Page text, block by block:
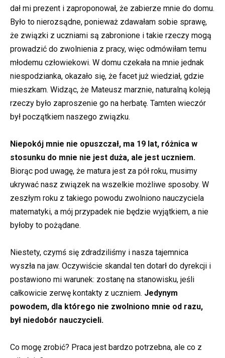
dał mi prezent i zaproponował, że zabierze mnie do domu.
Było to nierozsądne, ponieważ zdawałam sobie sprawę,
że związki z uczniami są zabronione i takie rzeczy mogą
prowadzić do zwolnienia z pracy, więc odmówiłam temu
młodemu człowiekowi. W domu czekała na mnie jednak
niespodzianka, okazało się, że facet już wiedział, gdzie
mieszkam. Widząc, że Mateusz marznie, naturalną koleją
rzeczy było zaproszenie go na herbatę. Tamten wieczór
był początkiem naszego związku.
Niepokój mnie nie opuszczał, ma 19 lat, różnica w
stosunku do mnie nie jest duża, ale jest uczniem.
Biorąc pod uwagę, że matura jest za pół roku, musimy
ukrywać nasz związek na wszelkie możliwe sposoby. W
zeszłym roku z takiego powodu zwolniono nauczyciela
matematyki, a mój przypadek nie będzie wyjątkiem, a nie
byłoby to pożądane.
Niestety, czymś się zdradziliśmy i nasza tajemnica
wyszła na jaw. Oczywiście skandal ten dotarł do dyrekcji i
postawiono mi warunek: zostanę na stanowisku, jeśli
całkowicie zerwę kontakty z uczniem. Jedynym
powodem, dla którego nie zwolniono mnie od razu,
był niedobór nauczycieli.
Co mogę zrobić? Praca jest bardzo potrzebna, ale co z